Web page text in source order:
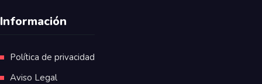
Información
Política de privacidad
Aviso Legal